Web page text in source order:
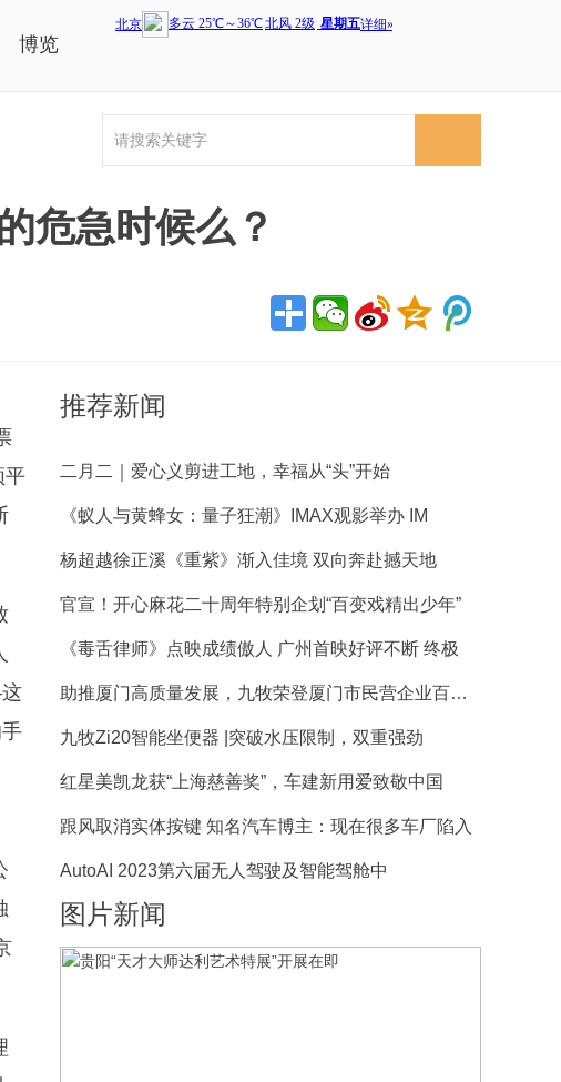
博览
危急时候么？
平
推荐新闻
二月二｜爱心义剪进工地，幸福从“头”开始
《蚁人与黄蜂女：量子狂潮》IMAX观影举办 IM
杨超越徐正溪《重紫》渐入佳境 双向奔赴撼天地
官宣！开心麻花二十周年特别企划“百变戏精出少年”
《毒舌律师》点映成绩傲人 广州首映好评不断 终极
助推厦门高质量发展，九牧荣登厦门市民营企业百强榜
九牧Zi20智能坐便器 |突破水压限制，双重强劲
红星美凯龙获“上海慈善奖”，车建新用爱致敬中国
跟风取消实体按键 知名汽车博主：现在很多车厂陷入
AutoAI 2023第六届无人驾驶及智能驾舱中
图片新闻